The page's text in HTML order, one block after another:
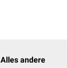
Alles andere